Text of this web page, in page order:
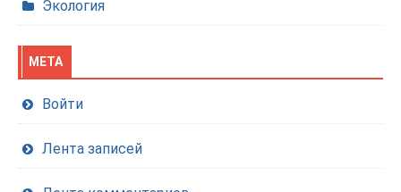
Экология
МЕТА
Войти
Лента записей